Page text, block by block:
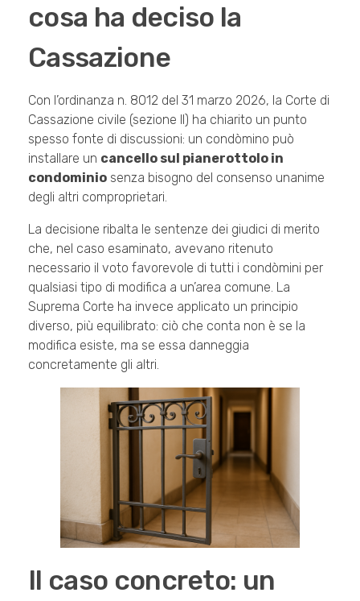
cosa ha deciso la
Cassazione
Con l’ordinanza n. 8012 del 31 marzo 2026, la Corte di
Cassazione civile (sezione II) ha chiarito un punto
spesso fonte di discussioni: un condòmino può
installare un cancello sul pianerottolo in
condominio senza bisogno del consenso unanime
degli altri comproprietari.
La decisione ribalta le sentenze dei giudici di merito
che, nel caso esaminato, avevano ritenuto
necessario il voto favorevole di tutti i condòmini per
qualsiasi tipo di modifica a un’area comune. La
Suprema Corte ha invece applicato un principio
diverso, più equilibrato: ciò che conta non è se la
modifica esiste, ma se essa danneggia
concretamente gli altri.
Il caso concreto: un